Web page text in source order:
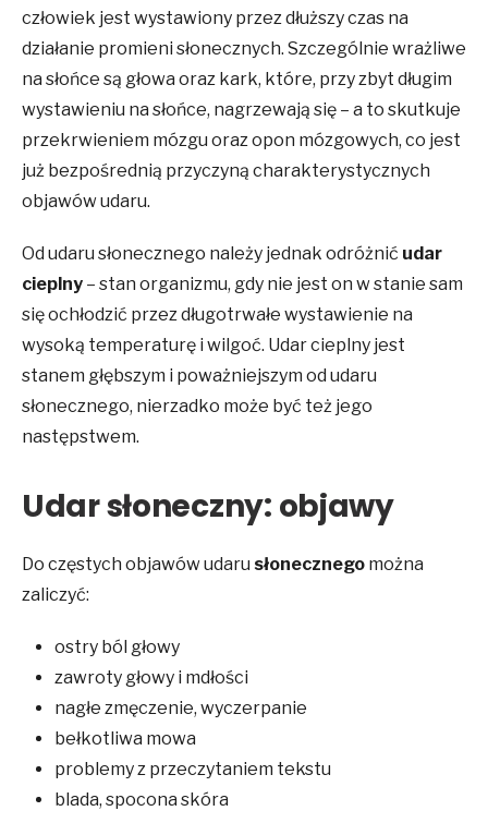
człowiek jest wystawiony przez dłuższy czas na
działanie promieni słonecznych. Szczególnie wrażliwe
na słońce są głowa oraz kark, które, przy zbyt długim
wystawieniu na słońce, nagrzewają się – a to skutkuje
przekrwieniem mózgu oraz opon mózgowych, co jest
już bezpośrednią przyczyną charakterystycznych
objawów udaru.
Od udaru słonecznego należy jednak odróżnić udar
cieplny – stan organizmu, gdy nie jest on w stanie sam
się ochłodzić przez długotrwałe wystawienie na
wysoką temperaturę i wilgoć. Udar cieplny jest
stanem głębszym i poważniejszym od udaru
słonecznego, nierzadko może być też jego
następstwem.
Udar słoneczny: objawy
Do częstych objawów udaru słonecznego można
zaliczyć:
ostry ból głowy
zawroty głowy i mdłości
nagłe zmęczenie, wyczerpanie
bełkotliwa mowa
problemy z przeczytaniem tekstu
blada, spocona skóra